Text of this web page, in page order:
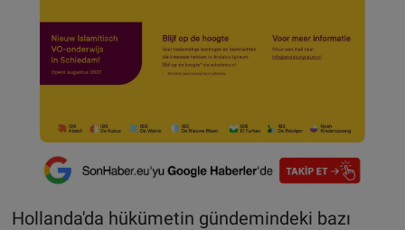
Hollanda'da hükümetin gündemindeki bazı